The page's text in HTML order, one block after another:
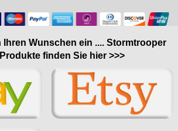
Ihren Wunschen ein .... Stormtrooper
finden Sie hier >>>